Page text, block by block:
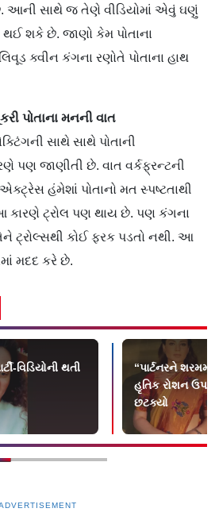
આની સાથે જ તેણે વીડિયોમાં એવું ઘણું
શકે છે. જાણો કેમ પોતાના
ક્વીન કંગના રણોતે પોતાના હાથ
પોતાના મનની વાત
સાથે સાથે પોતાની
પણ જાણીતી છે. વાત વર્કફ્રન્ટની
એક્ટ્રેસ હંમેશાં પોતાનો મત સ્પષ્ટતાથી
ટ્રોલ પણ થાય છે. પણ કંગના
ટ્રોલ્સથી કોઈ ફરક પડતો નથી. આ
મદદ કરે છે.
વિડિયોની થતી
“પાર્ટનરને
હૃતિક રોશન ઉપર
છટક્યો